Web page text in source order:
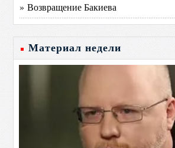
» Возвращение Бакиева
Материал недели